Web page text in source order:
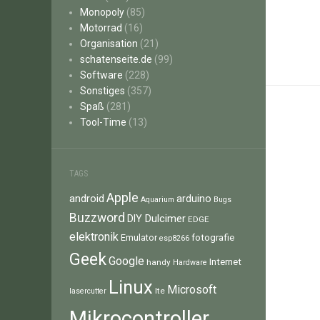
Monopoly (85)
Motorrad (16)
Organisation (21)
schatenseite.de (99)
Software (228)
Sonstiges (357)
Spaß (281)
Tool-Time (13)
TAGS
android Apple Aquarium arduino Bugs
Buzzword DIY Dulcimer EDGE
elektronik Emulator esp8266 fotografie
GeekGoogle handy Hardware Internet
lasercutter Linux lte Microsoft